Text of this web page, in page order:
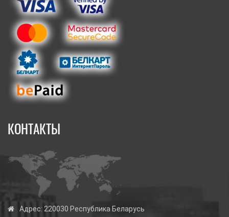
КОНТАКТЫ
Адрес: 220030 Республика Беларусь